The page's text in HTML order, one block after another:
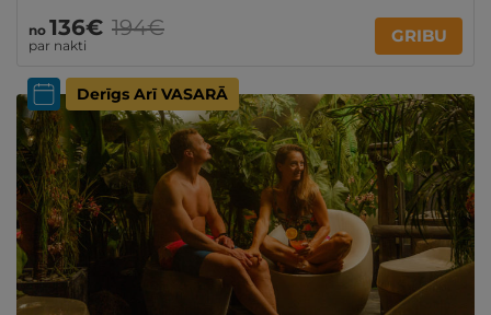
no 136€
par nakti
194€ GRIBU
Derīgs Arī VASARĀ